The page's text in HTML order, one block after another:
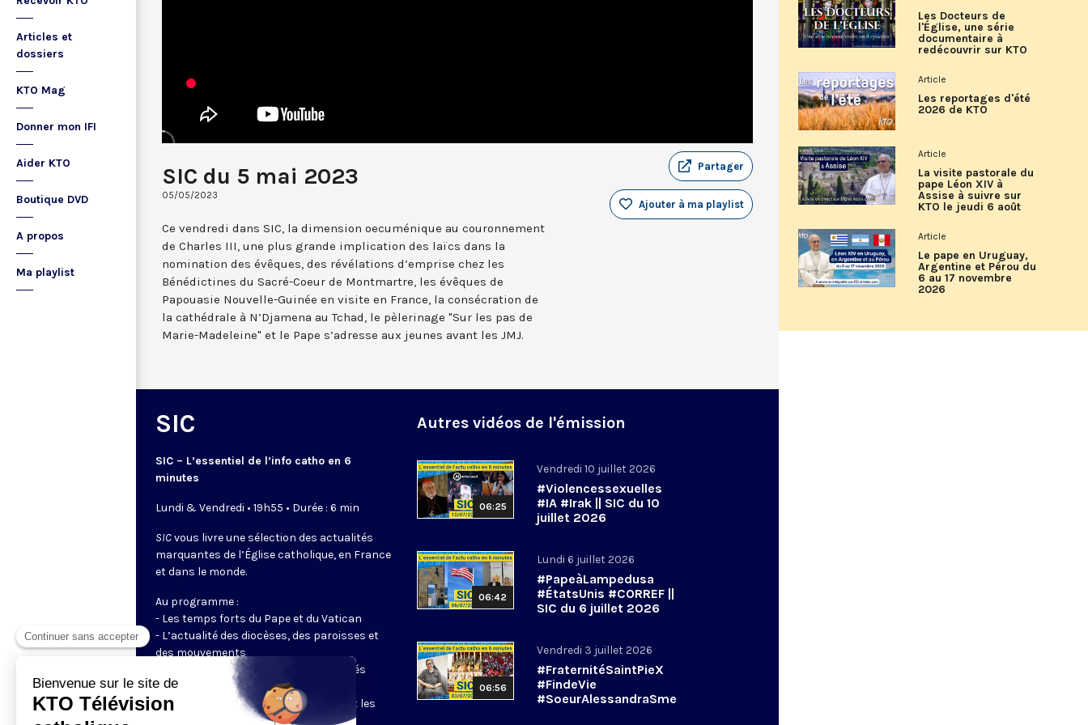
Articles et
dossiers
KTO Mag
Donner mon IFI
Aider KTO
Boutique DVD
A propos
Ma playlist
SIC du 5 mai 2023
05/05/2023
Partager
Ajouter à ma playlist
Ce vendredi dans SIC, la dimension oecuménique au couronnement
de Charles III, une plus grande implication des laïcs dans la
nomination des évêques, des révélations d’emprise chez les
Bénédictines du Sacré-Coeur de Montmartre, les évêques de
Papouasie Nouvelle-Guinée en visite en France, la consécration de
la cathédrale à N’Djamena au Tchad, le pèlerinage "Sur les pas de
Marie-Madeleine" et le Pape s’adresse aux jeunes avant les JMJ.
SIC
SIC – L’essentiel de l’info catho en 6
minutes
Lundi & Vendredi • 19h55 • Durée : 6 min
SICvous livre une sélection des actualités
marquantes de l’Église catholique, en France
et dans le monde.
Au programme :
- Les temps forts du Pape et du Vatican
- L’actualité des diocèses, des paroisses et
des mouvements
- Les initiatives des catholiques engagés
dans le monde
- Les grands événements ecclésiaux et les
enjeux du moment pour la société
Autres vidéos de l'émission
06:25
Vendredi 10 juillet 2026
#Violencessexuelles
#IA #Irak || SIC du 10
juillet 2026
06:42
Lundi 6 juillet 2026
#PapeàLampedusa
#ÉtatsUnis #CORREF ||
SIC du 6 juillet 2026
06:56
Vendredi 3 juillet 2026
#FraternitéSaintPieX
#FindeVie
#SoeurAlessandraSme
Les Docteurs de
l'Église, une série
documentaire à
redécouvrir sur KTO
Article
Les reportages d'été
2026 de KTO
Article
La visite pastorale du
pape Léon XIV à
Assise à suivre sur
KTO le jeudi 6 août
Article
Le pape en Uruguay,
Argentine et Pérou du
6 au 17 novembre
2026